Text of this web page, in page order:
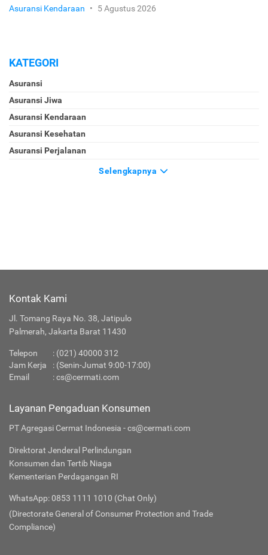
Asuransi Kendaraan • 5 Agustus 2026
KATEGORI
Asuransi
Asuransi Jiwa
Asuransi Kendaraan
Asuransi Kesehatan
Asuransi Perjalanan
Selengkapnya
Kontak Kami
Jl. Tomang Raya No. 38, Jatipulo
Palmerah, Jakarta Barat 11430
Telepon : (021) 40000 312
Jam Kerja
: (Senin-Jumat 9:00-17:00)
Email
:cs@cermati.com
Layanan Pengaduan Konsumen
PT Agregasi Cermat Indonesia - cs@cermati.com
Direktorat Jenderal Perlindungan
Konsumen dan Tertib Niaga
Kementerian Perdagangan RI
WhatsApp: 0853 1111 1010 (Chat Only)
(Directorate General of Consumer Protection and Trade
Compliance)